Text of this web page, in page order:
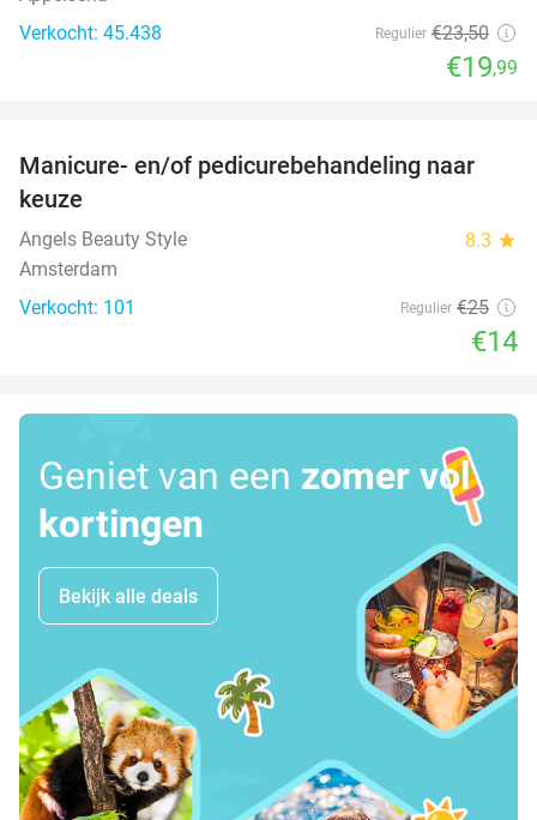
Verkocht: 45.438
Regulier €23,50
€19,99
44%
Manicure- en/of pedicurebehandeling naar
keuze
Angels Beauty Style 8.3 star
Amsterdam
Verkocht: 101
Regulier €25
€14
Geniet van een zomer vol
kortingen
Bekijk alle deals